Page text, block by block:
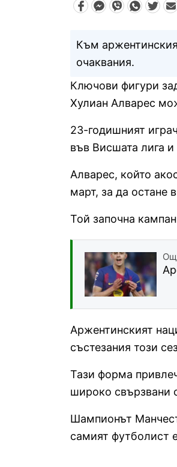
Към
очаквания.
Ключови фигури
Хулиан Алварес
23-годишният
във Висшата лига
Алварес, който
март, за да остане
Той започна
Аржентинският
състезания този
Тази форма
широко свързвани
Шампионът
самият футболист